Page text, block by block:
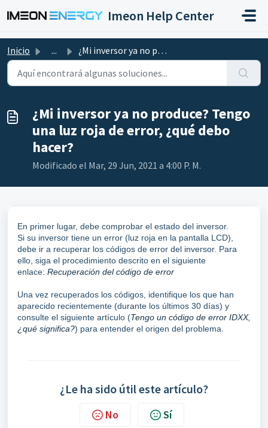
Imeon Help Center
Inicio ... ¿Mi inversor ya no produce? Tengo una luz roja de error, ...
¿Mi inversor ya no produce? Tengo
una luz roja de error, ¿qué debo
hacer?
Modificado el Mar, 29 Jun, 2021 a 4:00 P. M.
En primer lugar, debe comprobar el estado del inversor.
Si su inversor tiene un error (luz roja en la pantalla LCD),
debe ir a recuperar los códigos de error del inversor. Para
ello, siga el procedimiento descrito en el siguiente
enlace: Recuperación del código de error
Una vez recuperados los códigos, identifique los que han
aparecido recientemente (durante los últimos 30 días) y
consulte el siguiente artículo (Tengo un código de error IDXX,
¿qué significa?) para entender el origen del problema.
¿Le ha sido útil este artículo?
No Sí